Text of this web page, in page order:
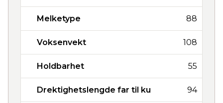
Melketype 88
Voksenvekt 108
Holdbarhet 55
Drektighetslengde far til ku 94